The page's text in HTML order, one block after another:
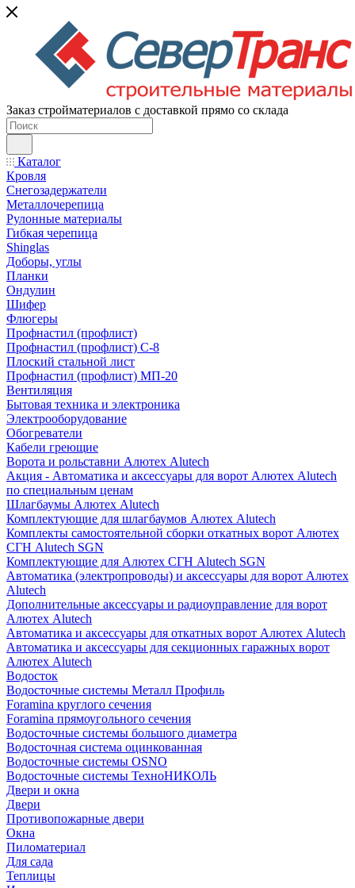
Заказ стройматериалов с доставкой прямо со склада
Каталог
Кровля
Снегозадержатели
Металлочерепица
Рулонные материалы
Гибкая черепица
Shinglas
Доборы, углы
Планки
Ондулин
Шифер
Флюгеры
Профнастил (профлист)
Профнастил (профлист) С-8
Плоский стальной лист
Профнастил (профлист) МП-20
Вентиляция
Бытовая техника и электроника
Электрооборудование
Обогреватели
Кабели греющие
Ворота и рольставни Алютех Alutech
Акция - Автоматика и аксессуары для ворот Алютех Alutech
по специальным ценам
Шлагбаумы Алютех Alutech
Комплектующие для шлагбаумов Алютех Alutech
Комплекты самостоятельной сборки откатных ворот Алютех
СГН Alutech SGN
Комплектующие для Алютех СГН Alutech SGN
Автоматика (электропроводы) и аксессуары для ворот Алютех
Alutech
Дополнительные аксессуары и радиоуправление для ворот
Алютех Alutech
Автоматика и аксессуары для откатных ворот Алютех Alutech
Автоматика и аксессуары для секционных гаражных ворот
Алютех Alutech
Водосток
Водосточные системы Металл Профиль
Foramina круглого сечения
Foramina прямоугольного сечения
Водосточные системы большого диаметра
Водосточная система оцинкованная
Водосточные системы OSNO
Водосточные системы ТехноНИКОЛЬ
Двери и окна
Двери
Противопожарные двери
Окна
Пиломатериал
Для сада
Теплицы